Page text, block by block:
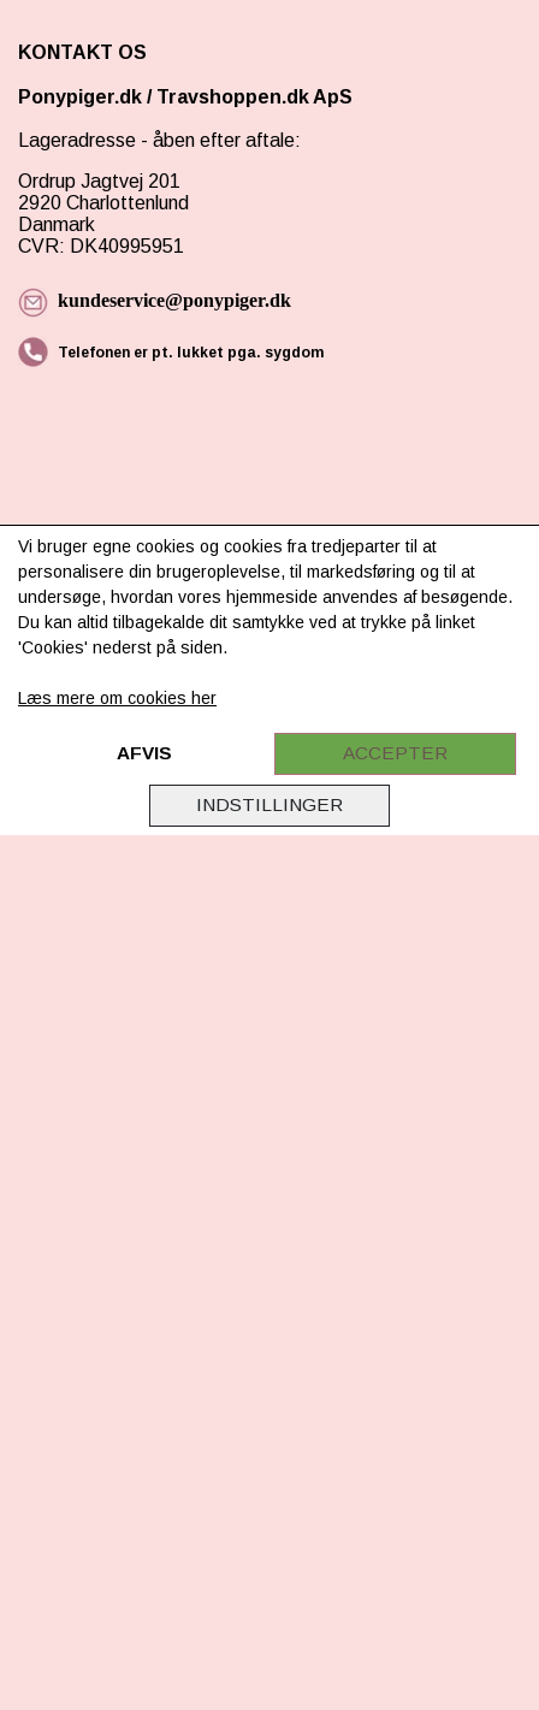
KONTAKT OS
Ponypiger.dk / Travshoppen.dk ApS
Lageradresse - åben efter aftale:
Ordrup Jagtvej 201
2920 Charlottenlund
Danmark
CVR: DK40995951
kundeservice@ponypiger.dk
Telefonen er pt. lukket pga. sygdom
INFORMATION
Om os
Levering & betaling
Retur
Samarbejde
Cookie & Privatlivsoplysninger
Vi bruger egne cookies og cookies fra tredjeparter til at
personalisere din brugeroplevelse, til markedsføring og til at
undersøge, hvordan vores hjemmeside anvendes af besøgende.
Du kan altid tilbagekalde dit samtykke ved at trykke på linket
'Cookies' nederst på siden.
Læs mere om cookies her
INDSTILLINGER
AFVIS ACCEPTER